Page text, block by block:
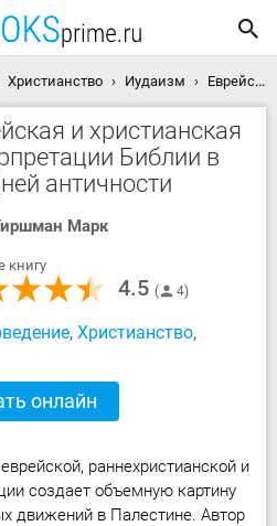
Христианство Иудаизм Еврейская и христианская интерпретации Библии в поздней античности скачать книгу
и христианская
Библии в
античности
Марк
книгу
4.5 4
, Христианство,
онлайн
раннехристианской и
создает объемную картину
движений в Палестине. Автор